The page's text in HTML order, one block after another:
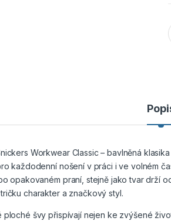
Workwear Classic – bavlněná
každodenní nošení v práci i ve volném
opakovaném praní, stejně jako tvar drží
charakter a značkový styl.
ploché švy přispívají nejen ke zvýšené